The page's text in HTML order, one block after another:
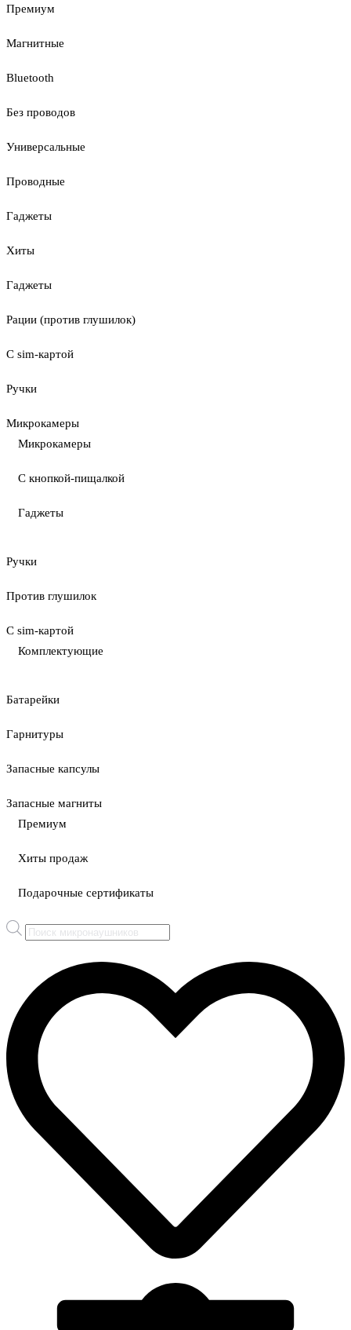
Премиум
Магнитные
Bluetooth
Без проводов
Универсальные
Проводные
Гаджеты
Хиты
Гаджеты
Рации (против глушилок)
С sim-картой
Ручки
Микрокамеры
Микрокамеры
С кнопкой-пищалкой
Гаджеты
Ручки
Против глушилок
С sim-картой
Комплектующие
Батарейки
Гарнитуры
Запасные капсулы
Запасные магниты
Премиум
Хиты продаж
Подарочные сертификаты
Поиск
товаров